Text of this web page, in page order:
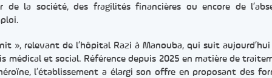
de la société, des fragilités financières ou encore de
», relevant de l’hôpital Razi à Manouba, qui suit
médical et social. Référence depuis 2025 en matière de
l’établissement a élargi son offre en proposant des